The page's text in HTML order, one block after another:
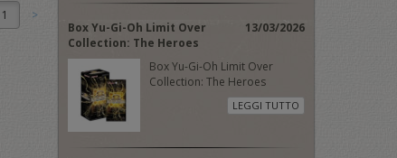
1
Box Yu-Gi-Oh Limit Over
Collection: The Heroes
13/03/2026
Box Yu-Gi-Oh Limit Over
Collection: The Heroes
LEGGI TUTTO